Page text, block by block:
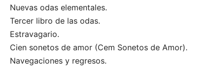
Nuevas odas elementales.
Tercer libro de las odas.
Estravagario.
Cien sonetos de amor (Cem Sonetos de Amor).
Navegaciones y regresos.